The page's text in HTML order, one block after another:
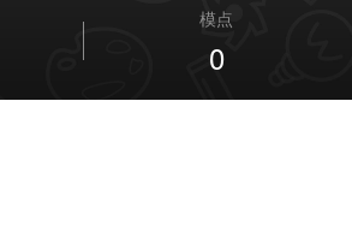
模点
0